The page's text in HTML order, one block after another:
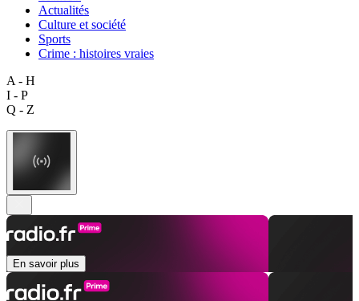
Actualités
Culture et société
Sports
Crime : histoires vraies
A - H
I - P
Q - Z
En savoir plus